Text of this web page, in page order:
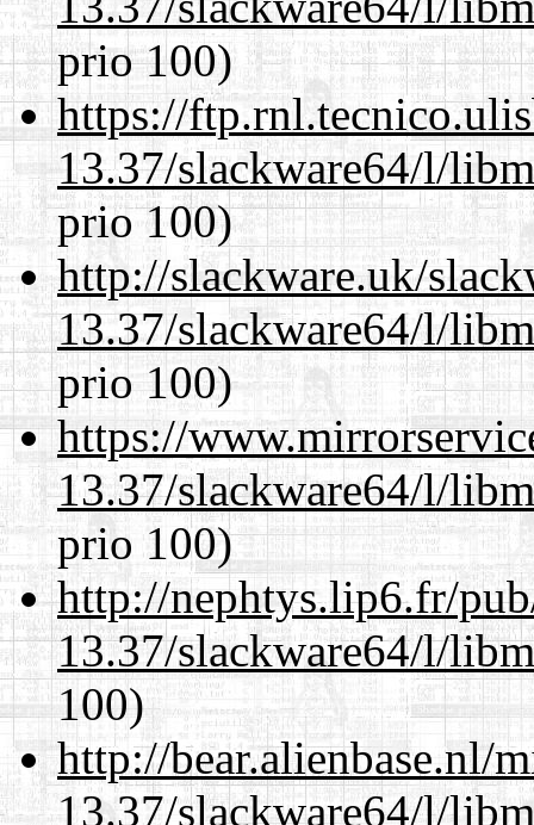
prio 100)
https://
13.37/slackware64/l/
prio 100)
http://slackware.uk/
13.37/slackware64/l/
prio 100)
https://
13.37/slackware64/l/
prio 100)
http://nephtys.lip6.fr/
13.37/slackware64/l/
100)
http://bear.alienbase.nl/
13.37/slackware64/l/